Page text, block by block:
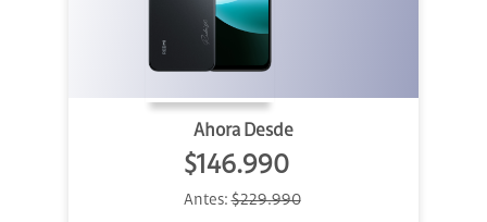
Ahora Desde
$146.990
Antes:$229.990